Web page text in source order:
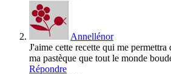
Annellénor
J'aime cette recette qui me
ma pastèque que tout le monde
Répondre